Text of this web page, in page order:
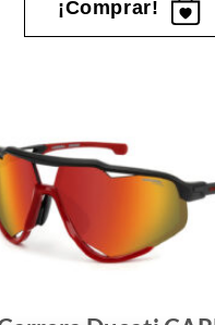
era:
209.00 €.
¡Comprar!